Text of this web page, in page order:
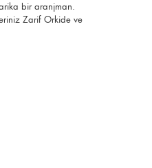
bir aranjman.
Zarif Orkide ve